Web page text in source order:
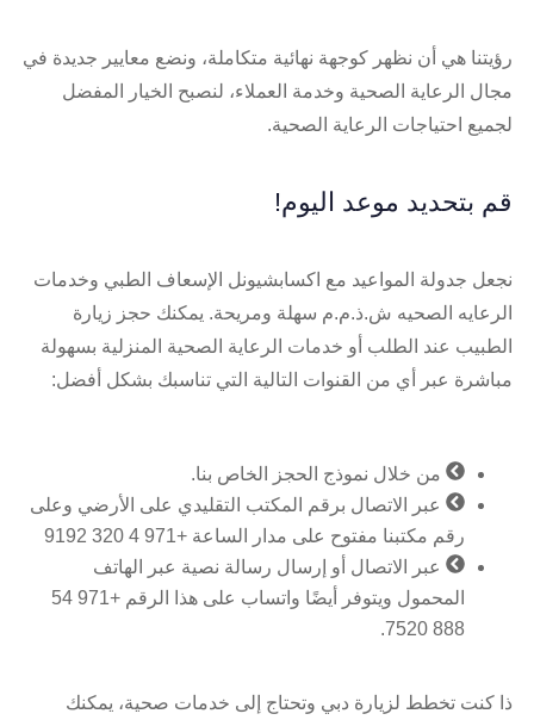
رؤيتنا هي أن نظهر كوجهة نهائية متكاملة، ونضع معايير جديدة في
مجال الرعاية الصحية وخدمة العملاء، لنصبح الخيار المفضل
لجميع احتياجات الرعاية الصحية.
قم بتحديد موعد اليوم!
نجعل جدولة المواعيد مع اكسابشيونل الإسعاف الطبي وخدمات
الرعايه الصحيه ش.ذ.م.م سهلة ومريحة. يمكنك حجز زيارة
الطبيب عند الطلب أو خدمات الرعاية الصحية المنزلية بسهولة
مباشرة عبر أي من القنوات التالية التي تناسبك بشكل أفضل:
من خلال نموذج الحجز الخاص بنا.
عبر الاتصال برقم المكتب التقليدي على الأرضي وعلى
رقم مكتبنا مفتوح على مدار الساعة +971 4 320 9192
عبر الاتصال أو إرسال رسالة نصية عبر الهاتف
المحمول ويتوفر أيضًا واتساب على هذا الرقم +971 54
888 7520.
ذا كنت تخطط لزيارة دبي وتحتاج إلى خدمات صحية، يمكنك